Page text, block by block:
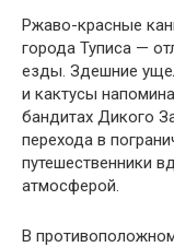
Ржаво-красные
города Туписа —
езды. Здешние
и кактусы
бандитах Дикого
перехода в
путешественники
атмосферой.
В